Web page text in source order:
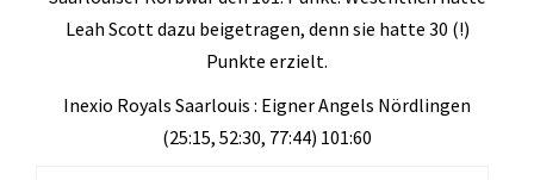
Leah Scott dazu beigetragen, denn sie hatte 30 (!)
Punkte erzielt.
Inexio Royals Saarlouis : Eigner Angels Nördlingen
(25:15, 52:30, 77:44) 101:60